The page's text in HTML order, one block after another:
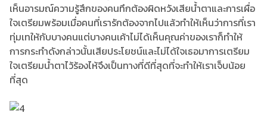
เห็นอารมณ์ความรู้สึกของคนทึกต้องผิดหวังเสียน้ำตาและการเผื่อ
ใจเตรียมพร้อมเมื่อคนที่เรารักต้องจากไปแล้วทำให้เห็นว่าการที่เรา
ทุ่มเทให้กับบางคนแต่บางคนเค้าไม่ได้เห็นคุณค่าของเราก็ทำให้
การกระทำดังกล่าวนั้นเสียประโยชน์และไม่ได้ใจเธอมาการเตรียม
ใจเตรียมน้ำตาไว้ร้องไห้จึงเป็นทางที่ดีที่สุดที่จะทำให้เราเจ็บน้อย
ที่สุด